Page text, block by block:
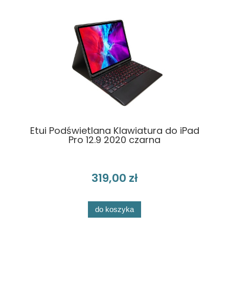
Etui Podświetlana Klawiatura do iPad
Pro 12.9 2020 czarna
319,00 zł
do koszyka